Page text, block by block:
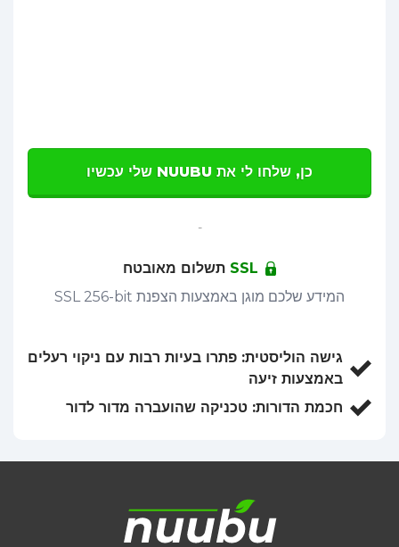
כן, שלחו לי את NUUBU שלי עכשיו
-
SSL תשלום מאובטח
המידע שלכם מוגן באמצעות הצפנת SSL 256-bit
גישה הוליסטית: פתרו בעיות רבות עם ניקוי רעלים
באמצעות זיעה
חכמת הדורות: טכניקה שהועברה מדור לדור